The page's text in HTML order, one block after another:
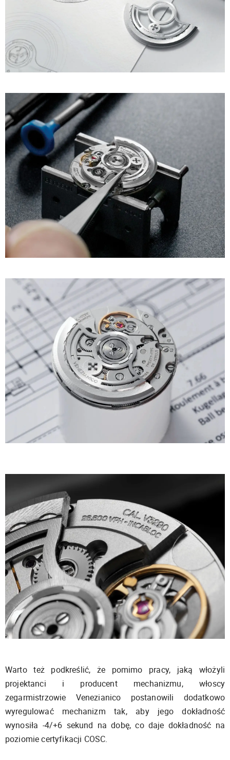
Warto też podkreślić, że pomimo pracy, jaką włożyli
projektanci i producent mechanizmu, włoscy
zegarmistrzowie Venezianico postanowili dodatkowo
wyregulować mechanizm tak, aby jego dokładność
wynosiła -4/+6 sekund na dobę, co daje dokładność na
poziomie certyfikacji COSC.